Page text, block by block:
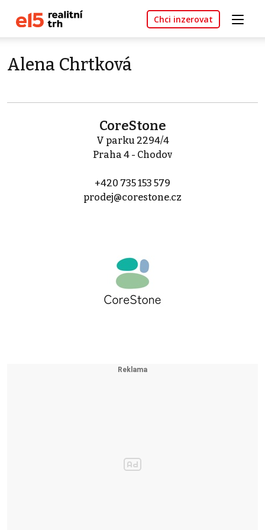
Chci inzerovat
Alena Chrtková
CoreStone
V parku 2294/4
Praha 4 - Chodov
+420 735 153 579
prodej@corestone.cz